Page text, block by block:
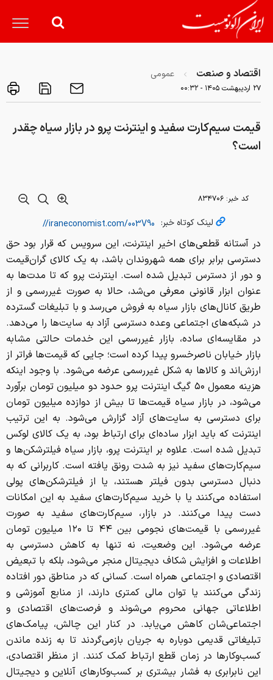
اقتصاد و صنعت عمومی
۲۷ ارديبهشت ۱۴۰۵ - ۰۰:۳۲
قیمت‌ سیم‌کارت سفید و اینترنت پرو در بازار سیاه چقدر
است؟
کد خبر: ۸۳۴۷۰۶
لینک کوتاه خبر:
در آستانه قطعی‌های اخیر اینترنت، این سرویس که قرار بود حق
دسترسی برابر برای همه شهروندان باشد، به یک کالای گران‌قیمت
و دور از دسترس تبدیل شده است. اینترنت پرو که تا مدت‌ها به
عنوان ابزار قانونی معرفی می‌شد، حالا به صورت غیررسمی و از
طریق کانال‌های بازار سیاه به فروش می‌رسد و با تبلیغات گسترده
در شبکه‌های اجتماعی وعده دسترسی آزاد به سایت‌ها را می‌دهد.
در مقایسه‌ای ساده، بازار غیررسمی این خدمات حالتی مشابه
بازار خیابان ناصرخسرو پیدا کرده است؛ جایی که قیمت‌ها فراتر از
ارزش‌اند و کالاها به شکل غیررسمی عرضه می‌شود. با وجود اینکه
هزینه معمول ۵۰ گیگ اینترنت پرو حدود دو میلیون تومان برآورد
می‌شود، در بازار سیاه قیمت‌ها تا بیش از دوازده میلیون تومان
برای دسترسی به سایت‌های آزاد گزارش می‌شود. به این ترتیب
اینترنت که باید ابزار ساده‌ای برای ارتباط بود، به یک کالای لوکس
تبدیل شده است. علاوه بر اینترنت پرو، بازار سیاه فیلترشکن‌ها و
سیم‌کارت‌های سفید نیز به شدت رونق یافته است. کاربرانی که به
دنبال دسترسی بدون فیلتر هستند، یا از فیلترشکن‌های پولی
استفاده می‌کنند یا با خرید سیم‌کارت‌های سفید به این امکانات
دست پیدا می‌کنند. در بازار، سیم‌کارت‌های سفید به صورت
غیررسمی با قیمت‌های نجومی بین ۴۴ تا ۱۲۰ میلیون تومان
عرضه می‌شود. این وضعیت، نه تنها به کاهش دسترسی به
اطلاعات و افزایش شکاف دیجیتال منجر می‌شود، بلکه با تبعیض
اقتصادی و اجتماعی همراه است. کسانی که در مناطق دور افتاده
زندگی می‌کنند یا توان مالی کمتری دارند، از منابع آموزشی و
اطلاعاتی جهانی محروم می‌شوند و فرصت‌های اقتصادی و
اجتماعی‌شان کاهش می‌یابد. در کنار این چالش، پیامک‌های
تبلیغاتی قدیمی دوباره به جریان بازمی‌گردند تا به زنده ماندن
کسب‌وکارها در زمان قطع ارتباط کمک کنند. از منظر اقتصادی،
این نابرابری به فشار بیشتری بر کسب‌وکارهای آنلاین و دیجیتال